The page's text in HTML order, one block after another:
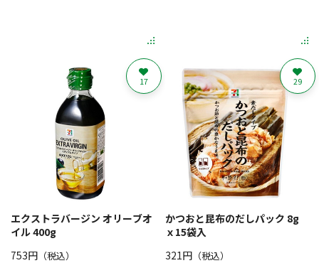
エクストラバージン オリーブオ
イル 400g
753円 （税込）
17
かつおと昆布のだしパック 8g
ｘ15袋入
321円（税込）
29